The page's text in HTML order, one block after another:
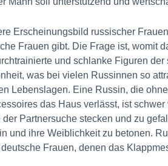
Erscheinungsbild russischer
Frauen gibt. Die Frage ist, womit
und schlanke Figuren
was bei vielen Russinnen so
Lebenslagen. Eine Russin, die
das Haus verlässt, ist
der Partnersuche stecken und zu
und ihre Weiblichkeit zu betonen.
Frauen, denen das